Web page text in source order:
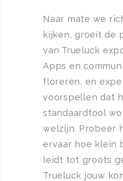
Naar mate we
kijken, groeit de
van Trueluck
Apps en
floreren, en
voorspellen dat
standaardtool
welzijn. Probeer
ervaar hoe klein
leidt tot groots
Trueluck jouw